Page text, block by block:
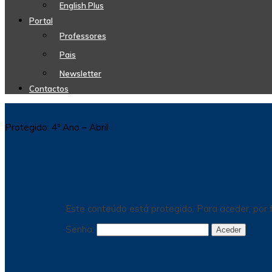
English Plus
Portal
Professores
Pais
Newsletter
Contactos
Protegido: 4º Ano – Abril
Este conteúdo está protegido. Para aceder, por
Senha: